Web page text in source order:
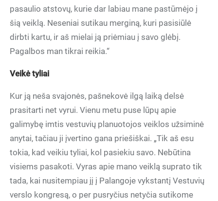
pasaulio atstovų, kurie dar labiau mane pastūmėjo į
šią veiklą. Neseniai sutikau merginą, kuri pasisiūlė
dirbti kartu, ir aš mielai ją priėmiau į savo glėbį.
Pagalbos man tikrai reikia.“
Veikė tyliai
Kur ją neša svajonės, pašnekovė ilgą laiką delsė
prasitarti net vyrui. Vienu metu puse lūpų apie
galimybę imtis vestuvių planuotojos veiklos užsiminė
anytai, tačiau ji įvertino gana priešiškai. „Tik aš esu
tokia, kad veikiu tyliai, kol pasiekiu savo. Nebūtina
visiems pasakoti. Vyras apie mano veiklą suprato tik
tada, kai nusitempiau jį į Palangoje vykstantį Vestuvių
verslo kongresą, o per pusryčius netyčia sutikome